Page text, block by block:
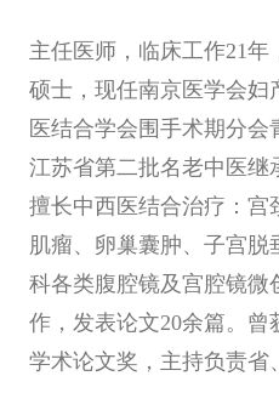
主任医师，临床工作21
硕士，现任南京医学会妇
医结合学会围手术期分会
江苏省第二批名老中医继
擅长中西医结合治疗：宫
肌瘤、卵巢囊肿、子宫
科各类腹腔镜及宫腔镜微
作，发表论文20余篇。曾
学术论文奖，主持负责省